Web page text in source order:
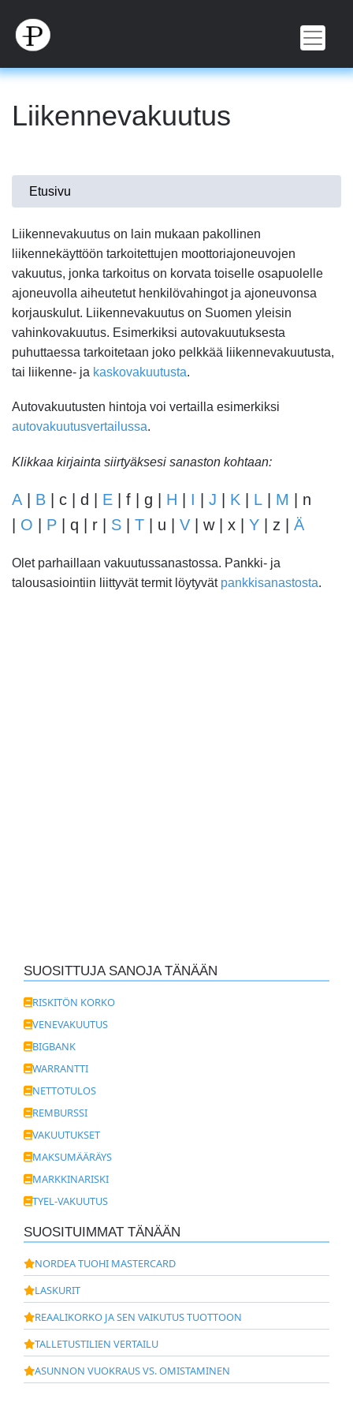
pääsisältöön
Liikennevakuutus
Olet
täällä
Etusivu
Liikennevakuutus on lain mukaan pakollinen
liikennekäyttöön tarkoitettujen moottoriajoneuvojen
vakuutus, jonka tarkoitus on korvata toiselle osapuolelle
ajoneuvolla aiheutetut henkilövahingot ja ajoneuvonsa
korjauskulut. Liikennevakuutus on Suomen yleisin
vahinkovakuutus. Esimerkiksi autovakuutuksesta
puhuttaessa tarkoitetaan joko pelkkää liikennevakuutusta,
tai liikenne- ja kaskovakuutusta.
Autovakuutusten hintoja voi vertailla esimerkiksi
autovakuutusvertailussa.
Klikkaa kirjainta siirtyäksesi sanaston kohtaan:
A B | c | d | E | f | g | H I J K L M | n
O P | q | r | S T | u | V | w | x | Y | z | Ä
Olet parhaillaan vakuutussanastossa. Pankki- ja
talousasiointiin liittyvät termit löytyvät pankkisanastosta.
SUOSITTUJA SANOJA TÄNÄÄN
RISKITÖN KORKO
VENEVAKUUTUS
BIGBANK
WARRANTTI
NETTOTULOS
REMBURSSI
VAKUUTUKSET
MAKSUMÄÄRÄYS
MARKKINARISKI
TYEL-VAKUUTUS
SUOSITUIMMAT TÄNÄÄN
NORDEA TUOHI MASTERCARD
LASKURIT
REAALIKORKO JA SEN VAIKUTUS TUOTTOON
TALLETUSTILIEN VERTAILU
ASUNNON VUOKRAUS VS. OMISTAMINEN